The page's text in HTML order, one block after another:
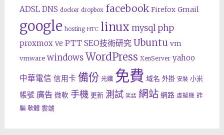
ADSL DNS docker dropbox facebook Firefox Gmail
google hosting HTC linux mysql php
proxmox ve PTT SEO技術研究 Ubuntu vm
vmware windows WordPress XenServer yahoo
中華電信 信用卡 備份 光纖 免費 域名 外掛 安裝 小米
帳號 廣告 微軟 手機 更新 測試 笑話 網站 網路 虛擬機 詐
騙 軟體 雲端